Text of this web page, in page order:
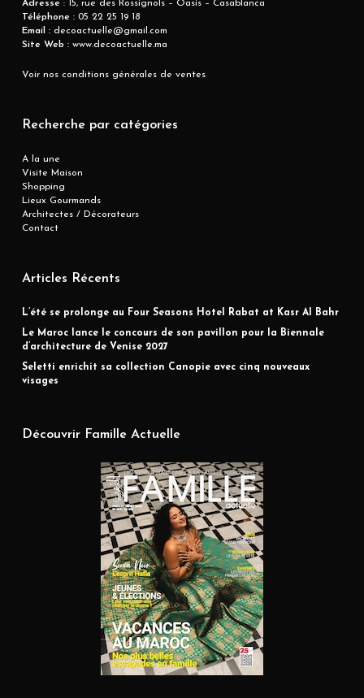
Adresse : 15, rue des Rossignols – Oasis – Casablanca
Téléphone :05 22 25 19 18
Email :decoactuelle@gmail.com
Site Web :www.decoactuelle.ma
Voir nos conditions générales de ventes
Recherche par catégories
A la une
Visite Maison
Shopping
Lieux Gourmands
Architectes / Décorateurs
Contact
Articles Récents
L’été se prolonge au Four Seasons Hotel Rabat at Kasr Al Bahr
Le Maroc lance le concours de son pavillon pour la Biennale
d’architecture de Venise 2027
Seletti enrichit sa collection Canopie avec cinq nouveaux
visages
Découvrir Famille Actuelle